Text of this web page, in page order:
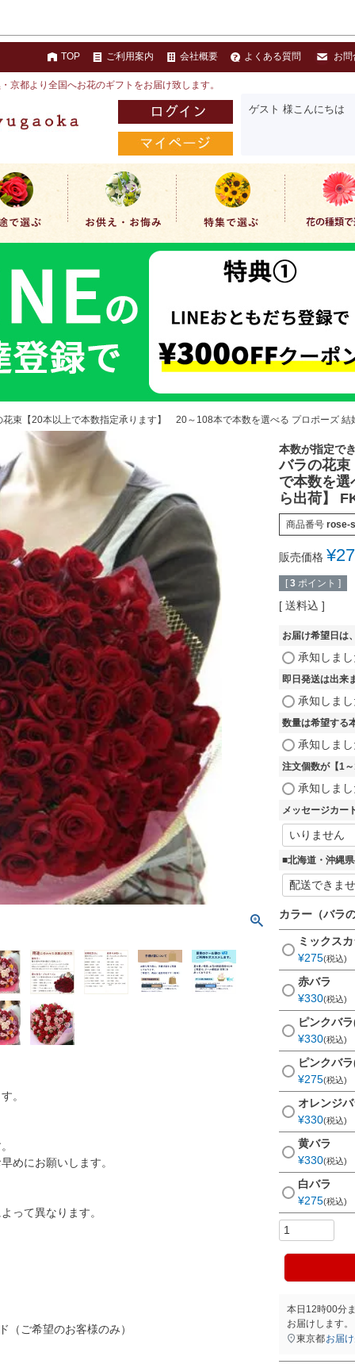
TOP ご利用案内 会社概要 よくある質問 お問
京都より全国へお花のギフトをお届け致します。
ゲスト 様こんにちは
花束【20本以上で本数指定承ります】 20～108本で本数を選べる プロポーズ 結
。
めにお願いします。
って異なります。
（ご希望のお客様のみ）
本数が指定で
バラの花
で本数を
ら出荷】
商品番号 rose-
販売価格 ¥
[ 3 ポイント ]
送料込
お届け希望日は
承知しま
即日発送は出来
承知しま
数量は希望する
承知しま
注文個数が【1
承知しま
メッセージカー
■北海道・沖縄
カラー（バラ
ミックス
¥275 税込
赤バラ
¥330 税込
ピンクバ
¥330 税込
ピンクバ
¥275 税込
オレンジ
¥330 税込
黄バラ
¥330 税込
白バラ
¥275 税込
本日 12時00分
お届けします。
東京都お届